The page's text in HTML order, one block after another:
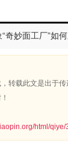
转载此文是出于
html/qiye/